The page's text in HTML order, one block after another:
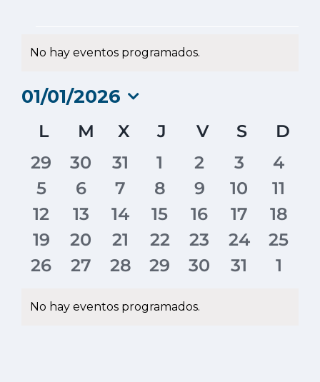
Eventos
No hay eventos programados.
01/01/2026
fecha.
Calendario
de
Eventos
LLUNES
M MARTES
XMIÉRCOLES
J JUEVES
V VIERNES
S D
0
eventos
29
0
eventos
30
0
eventos
31
0
eventos
1
0
eventos
2
0
eventos
3
0
4
0
eventos
5
0
eventos
6
0
eventos
7
0
eventos
8
0
eventos
9
0
eventos
10
0
11
0
eventos
12
0
eventos
13
0
eventos
14
0
eventos
15
0
eventos
16
0
eventos
17
0
18
0
eventos
19
0
eventos
20
0
eventos
21
0
eventos
22
0
eventos
23
0
eventos
24
0
25
0
26
0
27
0
28
0
29
0
30
0
31
0
1
No hay eventos programados.